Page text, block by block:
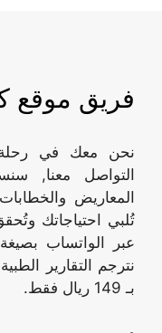
فريق موقع
نحن معك في رحلة
التواصل معنا,
المعاريض
تُلبي احتياجاتك
نترجم التقارير
بـ 149 ريال فقط.